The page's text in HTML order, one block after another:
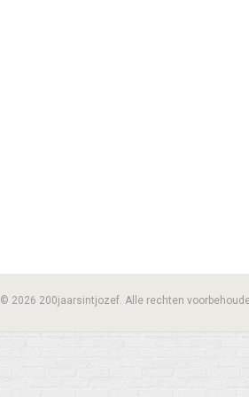
© 2026 200jaarsintjozef. Alle rechten